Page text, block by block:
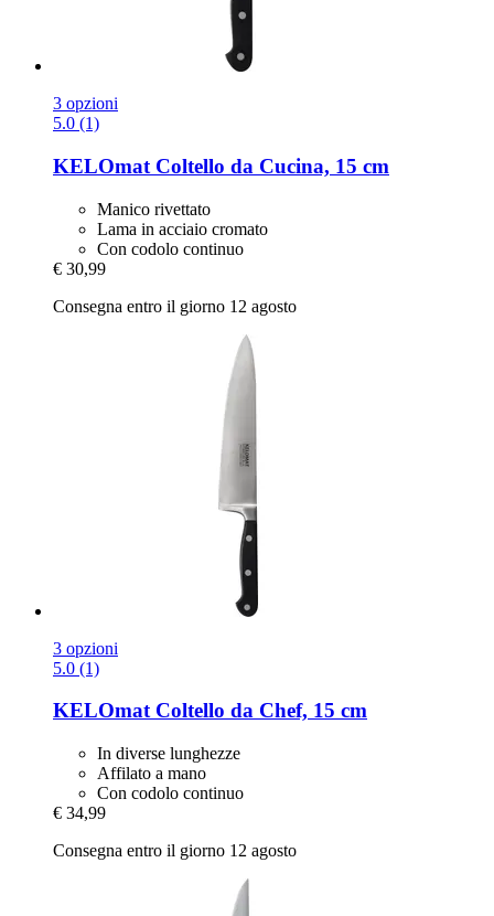
3 opzioni
5.0 (1)
KELOmat Coltello da Cucina, 15 cm
Manico rivettato
Lama in acciaio cromato
Con codolo continuo
€ 30,99
Consegna entro il giorno 12 agosto
3 opzioni
5.0 (1)
KELOmatColtello da Chef, 15 cm
In diverse lunghezze
Affilato a mano
Con codolo continuo
€ 34,99
Consegna entro il giorno 12 agosto